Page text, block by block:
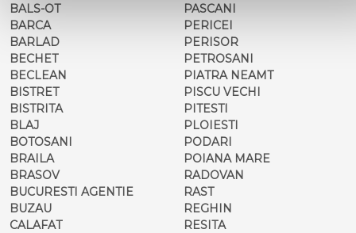
BALS-OT
BARCA
BARLAD
BECHET
BECLEAN
BISTRET
BISTRITA
BLAJ
BOTOSANI
BRAILA
BRASOV
BUCURESTI AGENTIE
BUZAU
CALAFAT
PASCANI
PERICEI
PERISOR
PETROSANI
PIATRA NEAMT
PISCU VECHI
PITESTI
PLOIESTI
PODARI
POIANA MARE
RADOVAN
RAST
REGHIN
RESITA